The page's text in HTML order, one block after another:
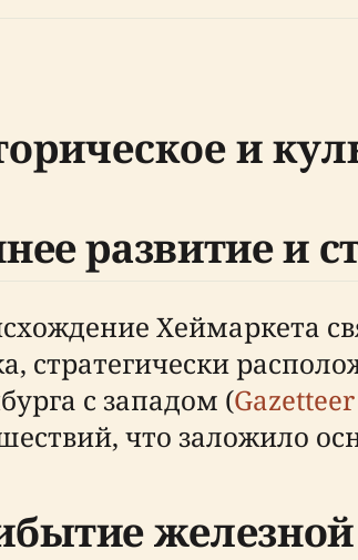
и
развитие и
Хеймаркета
стратегически
с западом (
что заложило